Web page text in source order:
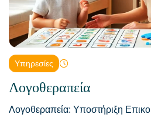
Υπηρεσίες
Λογοθεραπεία
Λογοθεραπεία: Υποστήριξη